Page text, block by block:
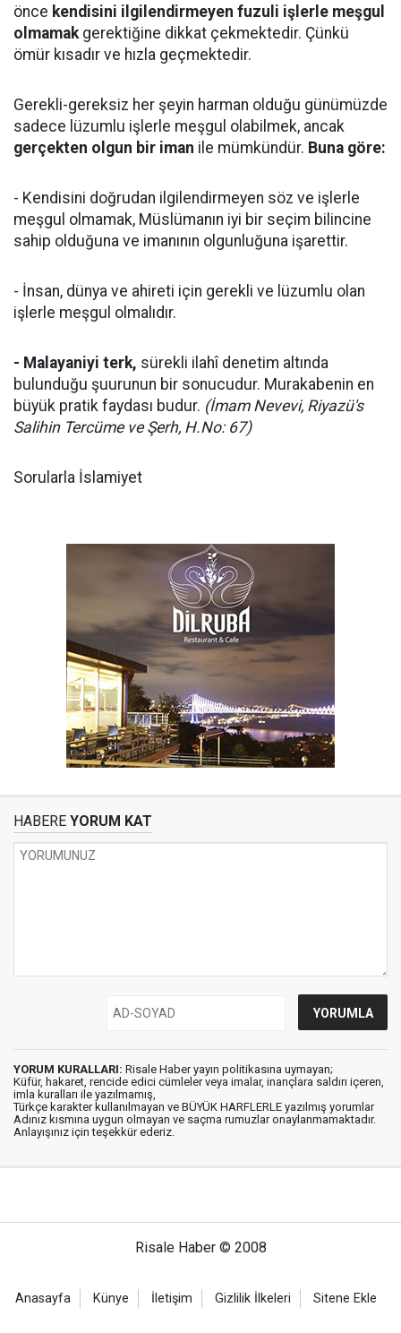
önce kendisini ilgilendirmeyen fuzuli işlerle meşgul
olmamakgerektiğine dikkat çekmektedir. Çünkü
ömür kısadır ve hızla geçmektedir.
Gerekli-gereksiz her şeyin harman olduğu günümüzde
sadece lüzumlu işlerle meşgul olabilmek, ancak
gerçekten olgun bir iman ile mümkündür. Buna göre:
- Kendisini doğrudan ilgilendirmeyen söz ve işlerle
meşgul olmamak, Müslümanın iyi bir seçim bilincine
sahip olduğuna ve imanının olgunluğuna işarettir.
- İnsan, dünya ve ahireti için gerekli ve lüzumlu olan
işlerle meşgul olmalıdır.
- Malayaniyi terk, sürekli ilahî denetim altında
bulunduğu şuurunun bir sonucudur. Murakabenin en
büyük pratik faydası budur. (İmam Nevevi, Riyazü's
Salihin Tercüme ve Şerh, H.No: 67)
Sorularla İslamiyet
HABERE YORUM KAT
YORUM KURALLARI: Risale Haber yayın politikasına uymayan;
Küfür, hakaret, rencide edici cümleler veya imalar, inançlara saldırı içeren,
imla kuralları ile yazılmamış,
Türkçe karakter kullanılmayan ve BÜYÜK HARFLERLE yazılmış yorumlar
Adınız kısmına uygun olmayan ve saçma rumuzlar onaylanmamaktadır.
Anlayışınız için teşekkür ederiz.
Risale Haber © 2008
Anasayfa Künye İletişim Gizlilik İlkeleri Sitene Ekle